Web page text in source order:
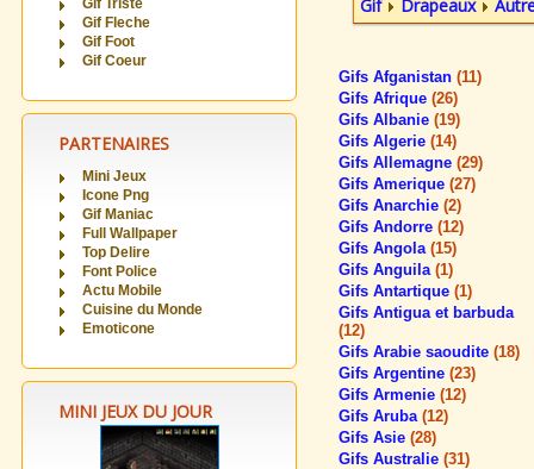
Gif Triste
Gif Fleche
Gif Foot
Gif Coeur
PARTENAIRES
Mini Jeux
Icone Png
Gif Maniac
Full Wallpaper
Top Delire
Font Police
Actu Mobile
Cuisine du Monde
Emoticone
MINI JEUX DU JOUR
Gif Drapeaux
Gifs Afganistan (11)
Gifs Afrique (26)
Gifs Albanie (19)
Gifs Algerie (14)
Gifs Allemagne (29)
Gifs Amerique (27)
Gifs Anarchie (2)
Gifs Andorre (12)
Gifs Angola (15)
Gifs Anguila (1)
Gifs Antartique (1)
Gifs Antigua et barbuda
(12)
Gifs Arabie saoudite (18)
Gifs Argentine (23)
Gifs Armenie (12)
Gifs Aruba (12)
Gifs Asie (28)
Gifs Australie (31)